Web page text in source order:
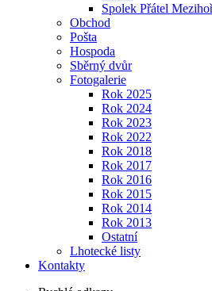
Spolek Přátel
Obchod
Pošta
Hospoda
Sběrný dvůr
Fotogalerie
Rok 2025
Rok 2024
Rok 2023
Rok 2022
Rok 2018
Rok 2017
Rok 2016
Rok 2015
Rok 2014
Rok 2013
Ostatní
Lhotecké listy
Kontakty